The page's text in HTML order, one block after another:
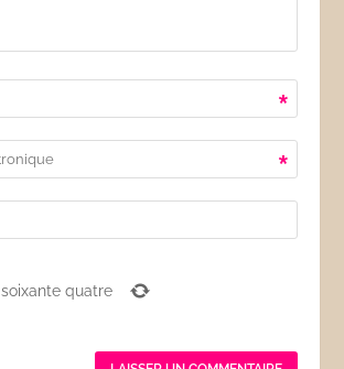
*
*
soixante quatre